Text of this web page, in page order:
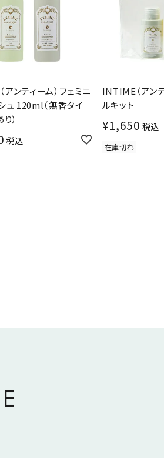
ンティーム）フェミニ
ュ 120ml（無香タイ
）
税込
INTIME（アン
ルキット
¥1,650 税込
在庫切れ